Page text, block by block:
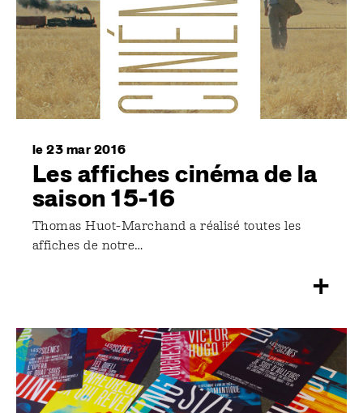
le 23 mar 2016
Les affiches cinéma de la
saison 15-16
Thomas Huot-Marchand a réalisé toutes les
affiches de notre…
+